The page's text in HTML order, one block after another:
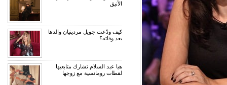
الأنيق
كيف ودّعت جويل مردينيان والدها
بعد وفاته؟
هيا عبد السلام تشارك متابعيها
لقطات رومانسية مع زوجها